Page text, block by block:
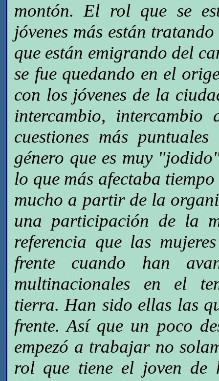
montón. El rol que se
jóvenes más están
que están emigrando del
se fue quedando en el
con los jóvenes de la
intercambio,
cuestiones más
género que es muy
lo que más afectaba
mucho a partir de la
una participación de la
referencia que las
frente cuando han
multinacionales en el
tierra. Han sido ellas las
frente. Así que un poco
empezó a trabajar no
rol que tiene el joven de